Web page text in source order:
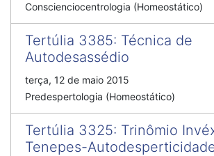
Conscienciocentrologia (Homeostático)
Tertúlia 3385: Técnica de
Autodesassédio
terça, 12 de maio 2015
Predespertologia (Homeostático)
Tertúlia 3325: Trinômio
Tenepes-